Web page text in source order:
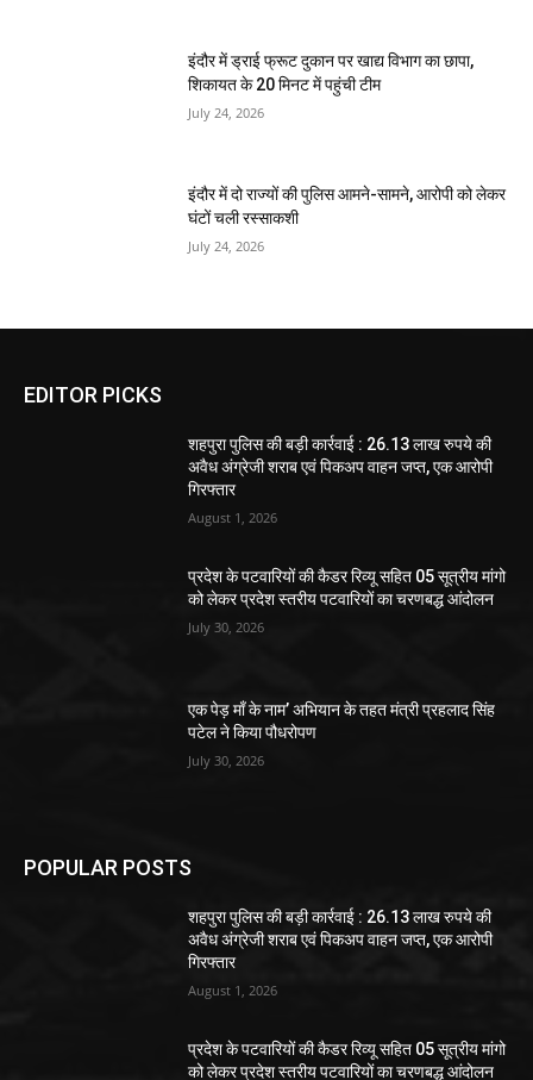
इंदौर में ड्राई फ्रूट दुकान पर खाद्य विभाग का छापा,
शिकायत के 20 मिनट में पहुंची टीम
July 24, 2026
इंदौर में दो राज्यों की पुलिस आमने-सामने, आरोपी को लेकर
घंटों चली रस्साकशी
July 24, 2026
EDITOR PICKS
शहपुरा पुलिस की बड़ी कार्रवाई : 26.13 लाख रुपये की
अवैध अंग्रेजी शराब एवं पिकअप वाहन जप्त, एक आरोपी
गिरफ्तार
August 1, 2026
प्रदेश के पटवारियों की कैडर रिव्यू सहित 05 सूत्रीय मांगो
को लेकर प्रदेश स्तरीय पटवारियों का चरणबद्ध आंदोलन
July 30, 2026
एक पेड़ माँ के नाम’ अभियान के तहत मंत्री प्रहलाद सिंह
पटेल ने किया पौधरोपण
July 30, 2026
POPULAR POSTS
शहपुरा पुलिस की बड़ी कार्रवाई : 26.13 लाख रुपये की
अवैध अंग्रेजी शराब एवं पिकअप वाहन जप्त, एक आरोपी
गिरफ्तार
August 1, 2026
प्रदेश के पटवारियों की कैडर रिव्यू सहित 05 सूत्रीय मांगो
को लेकर प्रदेश स्तरीय पटवारियों का चरणबद्ध आंदोलन